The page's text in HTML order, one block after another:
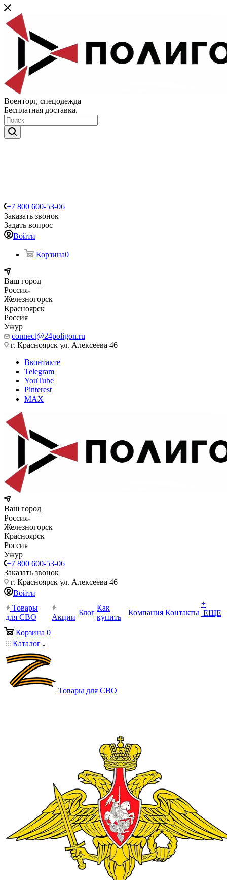
Военторг, спецодежда
Бесплатная доставка.
+7 800 600-53-06
Заказать звонок
Задать вопрос
Войти
Корзина0
Ваш город
Россия
Железногорск
Красноярск
Россия
Ужур
connect@24poligon.ru
г. Красноярск ул. Алексеева 46
Вконтакте
Telegram
YouTube
Pinterest
MAX
Ваш город
Россия
Железногорск
Красноярск
Россия
Ужур
+7 800 600-53-06
Заказать звонок
г. Красноярск ул. Алексеева 46
Войти
Товары
для СВО
Акции
Блог
Как
купить
Компания Контакты
+
ЕЩЕ
Корзина 0
Каталог
Товары для СВО